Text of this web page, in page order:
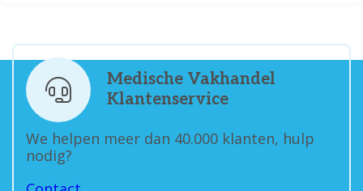
Medische Vakhandel
Klantenservice
We helpen meer dan 40.000 klanten, hulp
nodig?